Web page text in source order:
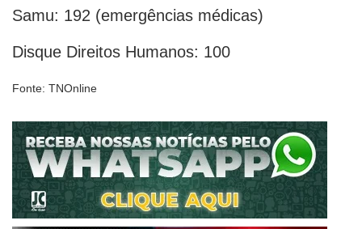
Samu: 192 (emergências médicas)
Disque Direitos Humanos: 100
Fonte: TNOnline